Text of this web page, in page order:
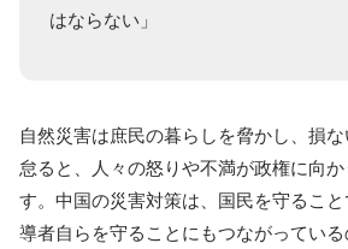
はならない」
自然災害は庶民の暮らしを脅かし、損
怠ると、人々の怒りや不満が政権に向
す。中国の災害対策は、国民を守るこ
導者自らを守ることにもつながっている